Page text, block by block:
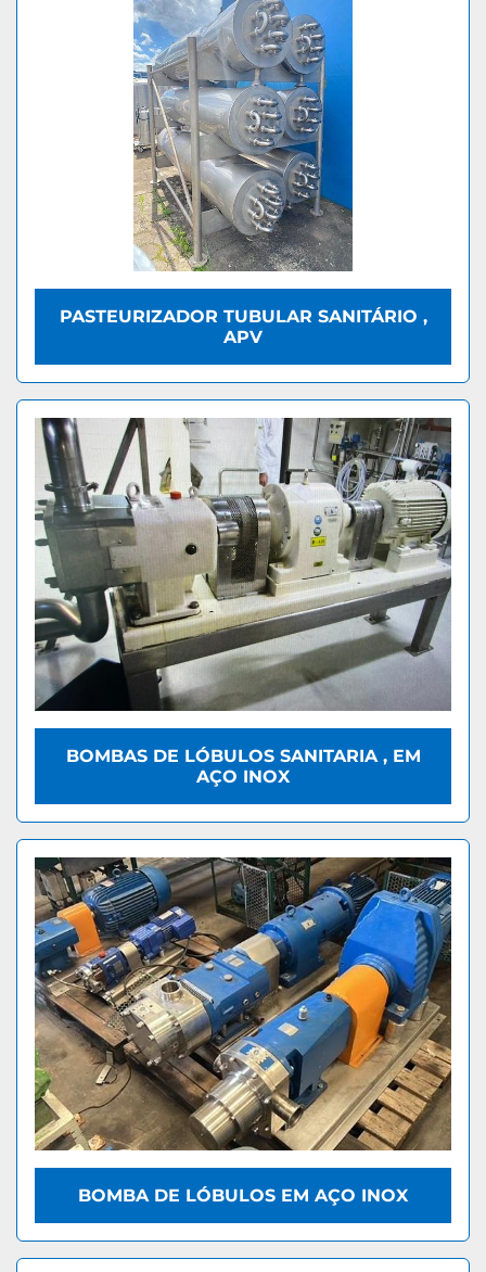
PASTEURIZADOR TUBULAR SANITÁRIO ,
APV
BOMBAS DE LÓBULOS SANITARIA , EM
AÇO INOX
BOMBA DE LÓBULOS EM AÇO INOX